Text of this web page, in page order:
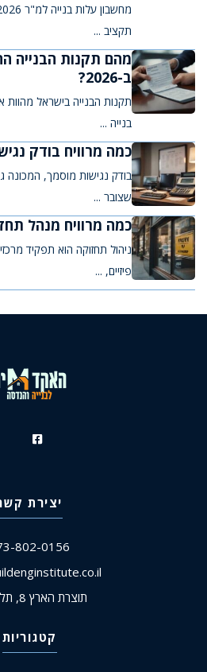
תקציב ...
מהם תקנות הבנייה
ב-2026?
תקנות הבנייה בישראל
בנייה ...
כמה מרוויח בודק
בודק נגישות מוסמך, המכונה
שצובר ...
כמה מרוויח מנהל
ניהול תחזוקה הוא תפקיד
פיזיים, ...
יצירת
802-0156
תוצרת הארץ 8, תל אביב
קטגוריות